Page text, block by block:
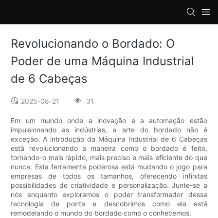
Revolucionando o Bordado: O
Poder de uma Máquina Industrial
de 6 Cabeças
2025-08-21 31
Em um mundo onde a inovação e a automação estão
impulsionando as indústrias, a arte do bordado não é
exceção. A introdução da Máquina Industrial de 6 Cabeças
está revolucionando a maneira como o bordado é feito,
tornando-o mais rápido, mais preciso e mais eficiente do que
nunca. Esta ferramenta poderosa está mudando o jogo para
empresas de todos os tamanhos, oferecendo infinitas
possibilidades de criatividade e personalização. Junte-se a
nós enquanto exploramos o poder transformador dessa
tecnologia de ponta e descobrimos como ela está
remodelando o mundo do bordado como o conhecemos.